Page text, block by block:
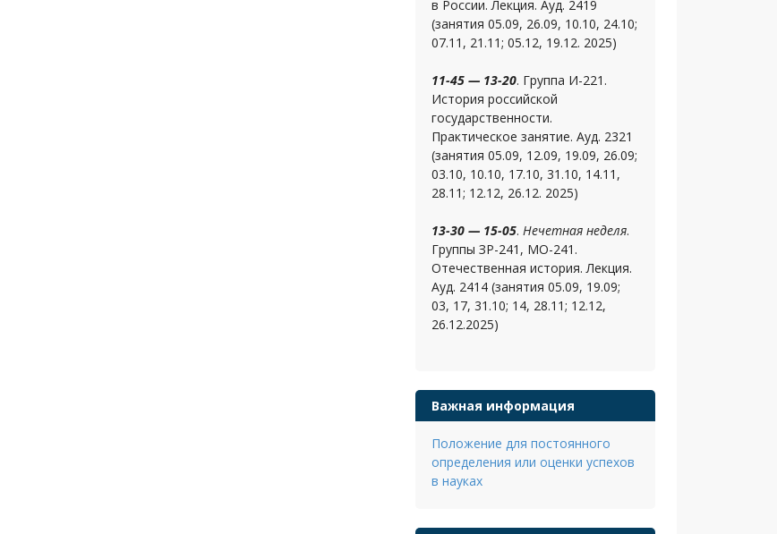
в России. Лекция. Ауд. 2419
(занятия 05.09, 26.09, 10.10, 24.10;
07.11, 21.11; 05.12, 19.12. 2025)
11-45 — 13-20. Группа И-221.
История российской
государственности.
Практическое занятие. Ауд. 2321
(занятия 05.09, 12.09, 19.09, 26.09;
03.10, 10.10, 17.10, 31.10, 14.11,
28.11; 12.12, 26.12. 2025)
13-30 — 15-05. Нечетная неделя.
Группы ЗР-241, МО-241.
Отечественная история. Лекция.
Ауд. 2414 (занятия 05.09, 19.09;
03, 17, 31.10; 14, 28.11; 12.12,
26.12.2025)
Важная информация
Положение для постоянного
определения или оценки успехов
в науках